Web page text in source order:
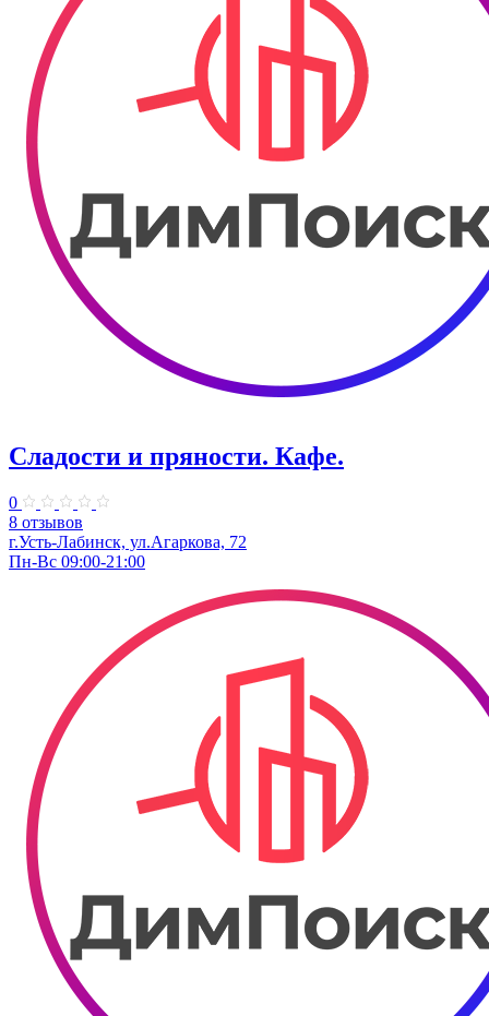
Сладости и пряности. Кафе.
0
8 отзывов
г.Усть-Лабинск, ул.Агаркова, 72
Пн-Вс 09:00-21:00